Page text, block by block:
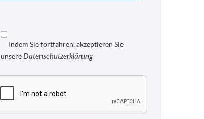
Indem Sie fortfahren, akzeptieren Sie
unsere Datenschutzerklärung